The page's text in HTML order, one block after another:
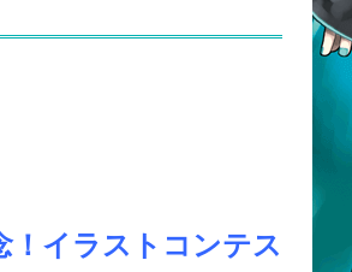
！イラストコンテス